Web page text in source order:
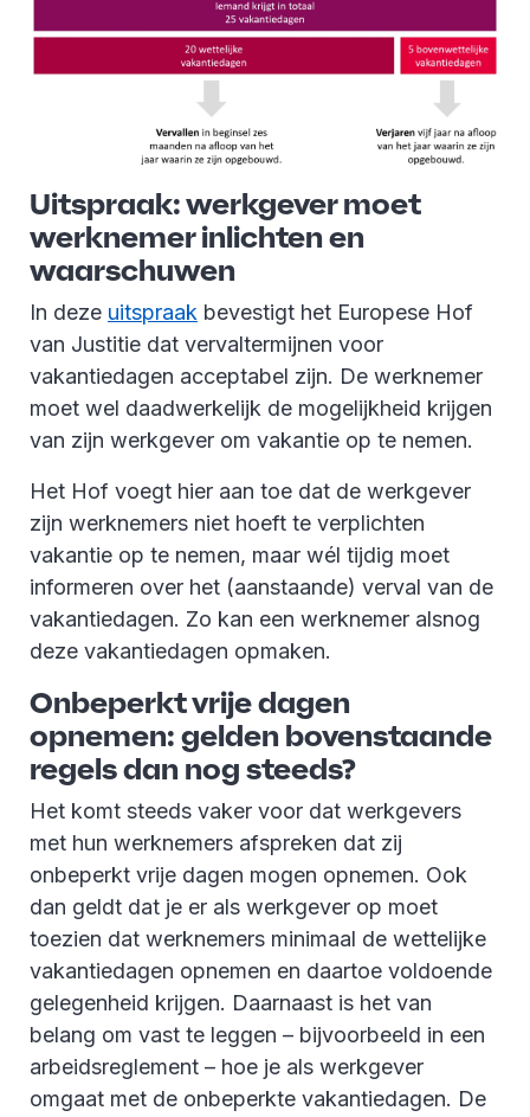
Uitspraak: werkgever moet
werknemer inlichten en
waarschuwen
In deze uitspraak bevestigt het Europese Hof
van Justitie dat vervaltermijnen voor
vakantiedagen acceptabel zijn. De werknemer
moet wel daadwerkelijk de mogelijkheid krijgen
van zijn werkgever om vakantie op te nemen.
Het Hof voegt hier aan toe dat de werkgever
zijn werknemers niet hoeft te verplichten
vakantie op te nemen, maar wél tijdig moet
informeren over het (aanstaande) verval van de
vakantiedagen. Zo kan een werknemer alsnog
deze vakantiedagen opmaken.
Onbeperkt vrije dagen
opnemen: gelden bovenstaande
regels dan nog steeds?
Het komt steeds vaker voor dat werkgevers
met hun werknemers afspreken dat zij
onbeperkt vrije dagen mogen opnemen. Ook
dan geldt dat je er als werkgever op moet
toezien dat werknemers minimaal de wettelijke
vakantiedagen opnemen en daartoe voldoende
gelegenheid krijgen. Daarnaast is het van
belang om vast te leggen – bijvoorbeeld in een
arbeidsreglement – hoe je als werkgever
omgaat met de onbeperkte vakantiedagen. De